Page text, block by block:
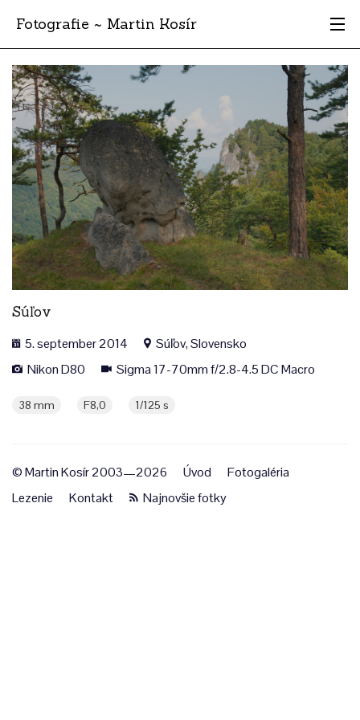
Fotografie ~ Martin Kosír
Moje obľúbené
Albumy
Miesta
Archív
Vyhľadávanie
Súľov
5. september 2014
Súľov, Slovensko
Nikon D80
Sigma 17-70mm f/2.8-4.5 DC Macro
38 mm F8,0 1/125 s
© Martin Kosír 2003—2026 Úvod
Fotogaléria
Lezenie
Kontakt Najnovšie fotky